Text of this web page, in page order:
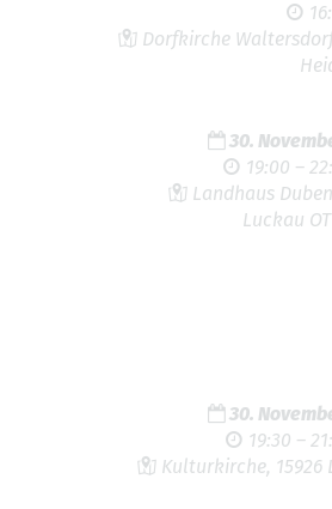
Dorfkirche
30.
19:00 –
Landhaus
Luckau
30.
19:30 –
Kulturkirche, 15926